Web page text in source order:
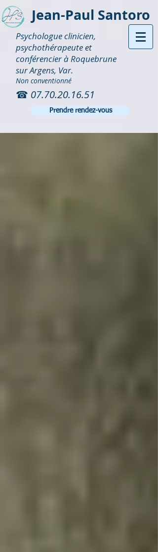
Jean-Paul Santoro
Psychologue clinicien,
psychothérapeute et
conférencier à Roquebrune
sur Argens, Var.
Non conventionné
☎ 07.70.20.16.51
Prendre rendez-vous